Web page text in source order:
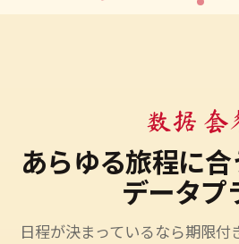
数据 套
あらゆる旅程に
データプ
日程が決まっているなら期限付